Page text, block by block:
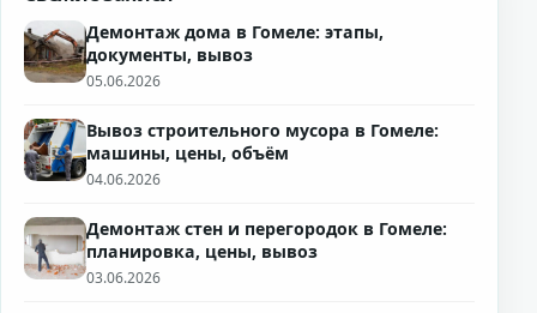
Демонтаж дома в Гомеле: этапы,
документы, вывоз
05.06.2026
Вывоз строительного мусора в Гомеле:
машины, цены, объём
04.06.2026
Демонтаж стен и перегородок в Гомеле:
планировка, цены, вывоз
03.06.2026